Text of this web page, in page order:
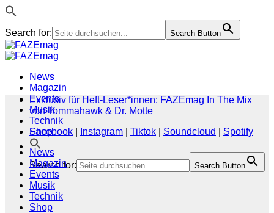
Search for: Search Button
Zum
Inhalt
News
Magazin
Events
Musik
Technik
Shop
Search for: Search Button
Exklusiv für Heft-Leser*innen: FAZEmag In The Mix
von Tommahawk & Dr. Motte
Facebook
Instagram Tiktok Soundcloud
Spotify
News
Magazin
Events
Musik
Technik
Shop